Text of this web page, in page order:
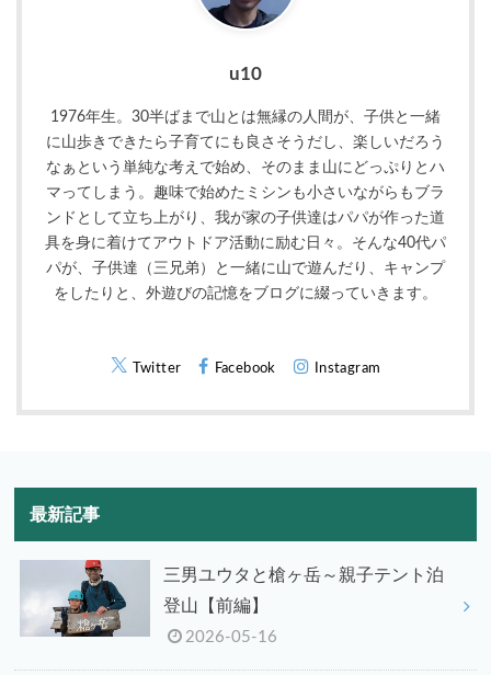
u10
1976年生。30半ばまで山とは無縁の人間が、子供と一緒
に山歩きできたら子育てにも良さそうだし、楽しいだろう
なぁという単純な考えで始め、そのまま山にどっぷりとハ
マってしまう。趣味で始めたミシンも小さいながらもブラ
ンドとして立ち上がり、我が家の子供達はパパが作った道
具を身に着けてアウトドア活動に励む日々。そんな40代パ
パが、子供達（三兄弟）と一緒に山で遊んだり、キャンプ
をしたりと、外遊びの記憶をブログに綴っていきます。
Twitter Facebook Instagram
最新記事
三男ユウタと槍ヶ岳～親子テント泊
登山【前編】
2026-05-16